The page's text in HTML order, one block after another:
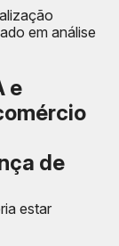
em análise
e
de
estar